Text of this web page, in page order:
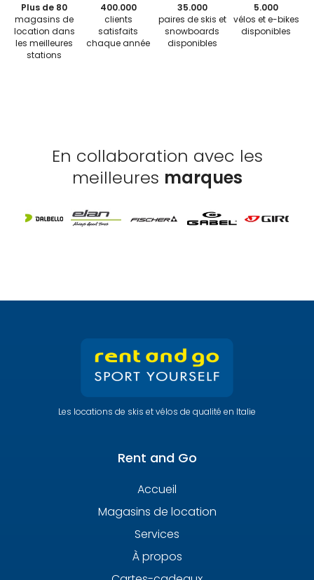
Plus de 80
magasins de
location dans
les meilleures
stations
400.000
clients
satisfaits
chaque année
35.000
paires de skis et
snowboards
disponibles
5.000
vélos et e-bikes
disponibles
En collaboration avec les
meilleures marques
Les locations de skis et vélos de qualité en Italie
Rent and Go
Accueil
Magasins de location
Services
À propos